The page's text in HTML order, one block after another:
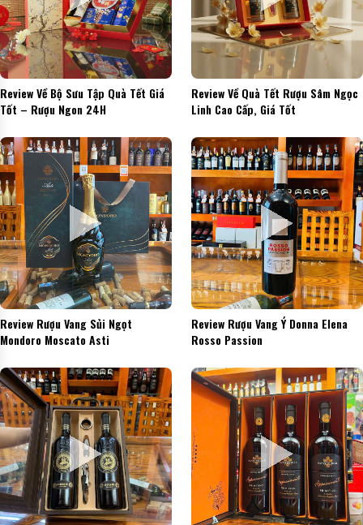
Review Về Bộ Sưu Tập Quà Tết Giá
Tốt – Rượu Ngon 24H
Review Về Quà Tết Rượu Sâm Ngọc
Linh Cao Cấp, Giá Tốt
Review Rượu Vang Sủi Ngọt
Mondoro Moscato Asti
Review Rượu Vang Ý Donna Elena
Rosso Passion